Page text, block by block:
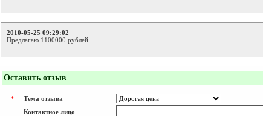
2010-05-25 09:29:02
Предлагаю 1100000 рублей
Оставить отзыв
*
Тема отзыва
Контактное лицо